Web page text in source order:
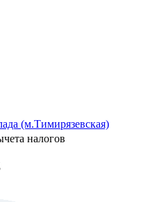
(м.Тимирязевская)
налогов